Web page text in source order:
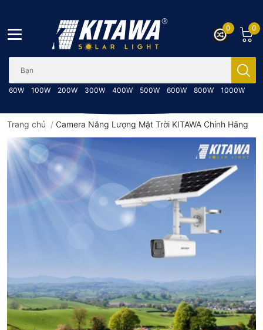
60W 100W 200W 300W 400W 500W 600W 800W 1000W
0
0
Trang chủ / Camera Năng Lượng Mặt Trời KITAWA Chính Hãng